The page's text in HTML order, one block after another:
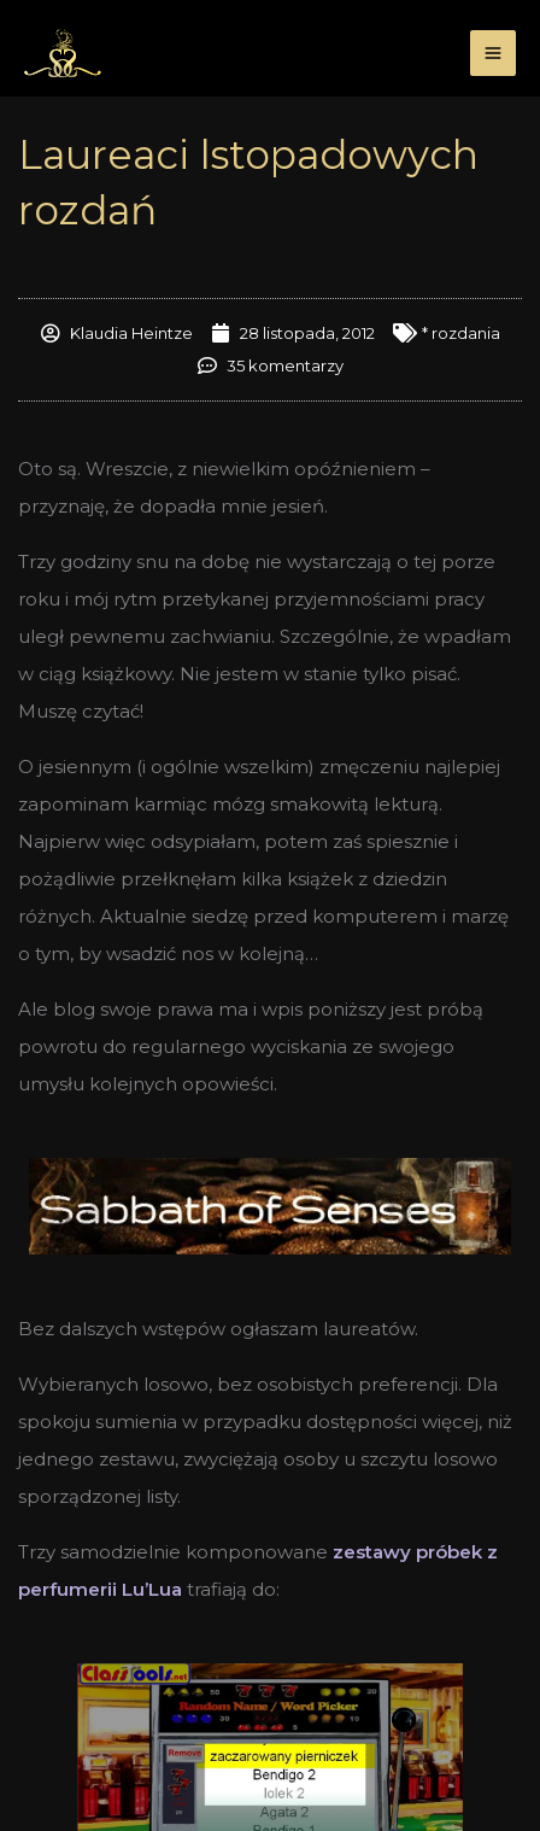
treści
Laureaci lstopadowych
rozdań
Klaudia Heintze 28 listopada, 2012
* rozdania
35 komentarzy
Oto są. Wreszcie, z niewielkim opóźnieniem –
przyznaję, że dopadła mnie jesień.
Trzy godziny snu na dobę nie wystarczają o tej porze
roku i mój rytm przetykanej przyjemnościami pracy
uległ pewnemu zachwianiu. Szczególnie, że wpadłam
w ciąg książkowy. Nie jestem w stanie tylko pisać.
Muszę czytać!
O jesiennym (i ogólnie wszelkim) zmęczeniu najlepiej
zapominam karmiąc mózg smakowitą lekturą.
Najpierw więc odsypiałam, potem zaś spiesznie i
pożądliwie przełknęłam kilka książek z dziedzin
różnych. Aktualnie siedzę przed komputerem i marzę
o tym, by wsadzić nos w kolejną…
Ale blog swoje prawa ma i wpis poniższy jest próbą
powrotu do regularnego wyciskania ze swojego
umysłu kolejnych opowieści.
Bez dalszych wstępów ogłaszam laureatów.
Wybieranych losowo, bez osobistych preferencji. Dla
spokoju sumienia w przypadku dostępności więcej, niż
jednego zestawu, zwyciężają osoby u szczytu losowo
sporządzonej listy.
Trzy samodzielnie komponowane zestawy próbek z
perfumerii Lu’Lua trafiają do: